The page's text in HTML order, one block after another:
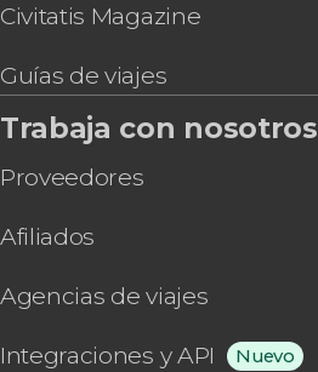
Civitatis Magazine
Guías de viajes
Trabaja con nosotros
Proveedores
Afiliados
Agencias de viajes
Integraciones y API Nuevo